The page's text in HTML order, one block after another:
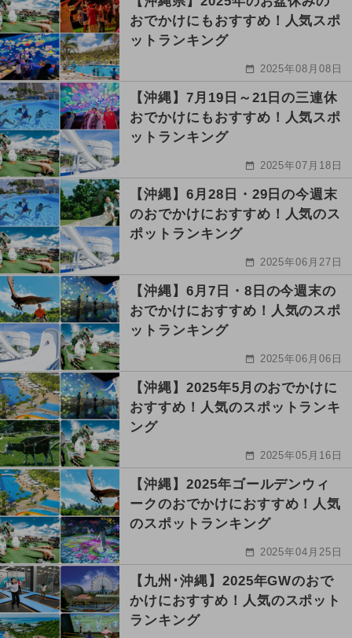
おでかけにもおすすめ！人気スポ
ットランキング
2025年08月08日
【沖縄】7月19日～21日の三連休
おでかけにもおすすめ！人気スポ
ットランキング
2025年07月18日
【沖縄】6月28日・29日の今週末
のおでかけにおすすめ！人気のス
ポットランキング
2025年06月27日
【沖縄】6月7日・8日の今週末の
おでかけにおすすめ！人気のスポ
ットランキング
2025年06月06日
【沖縄】2025年5月のおでかけに
おすすめ！人気のスポットランキ
ング
2025年05月16日
【沖縄】2025年ゴールデンウィ
ークのおでかけにおすすめ！人気
のスポットランキング
2025年04月25日
【九州･沖縄】2025年GWのおで
かけにおすすめ！人気のスポット
ランキング